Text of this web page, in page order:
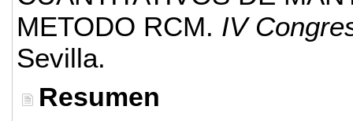
METODO RCM. IV
Sevilla.
Resumen